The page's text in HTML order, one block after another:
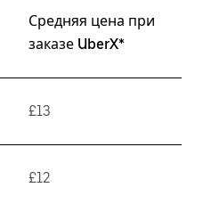
Средняя цена при
заказе UberX*
£13
£12